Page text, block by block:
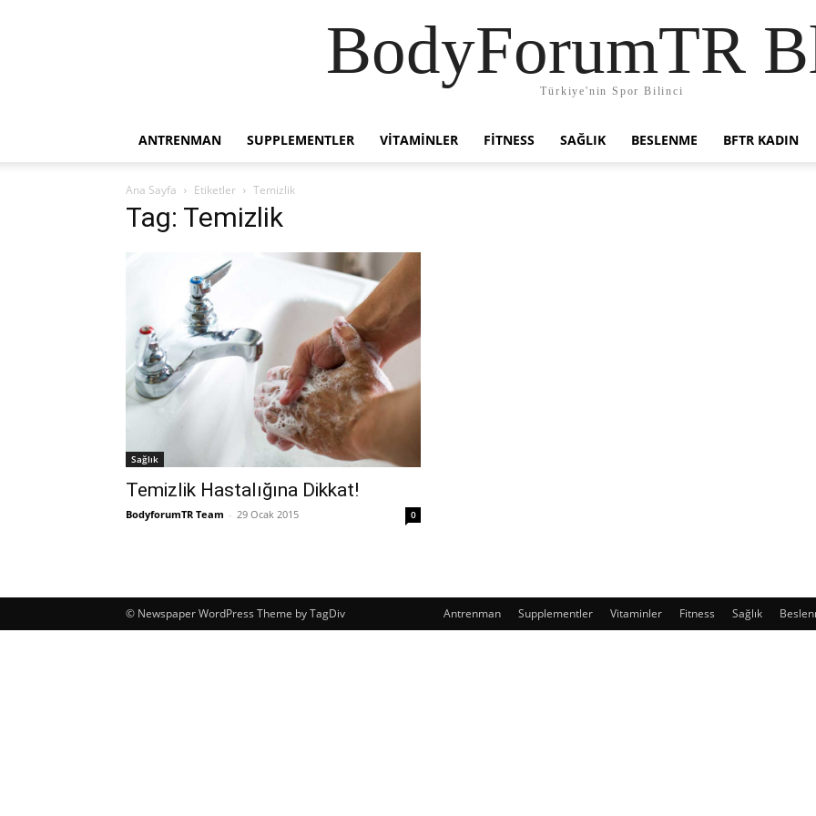
BodyForumTR
Türkiye'nin Spor Bilinci
ANTRENMAN SUPPLEMENTLER VITAMINLER FITNESS SAĞLIK BESLENME BFTR KADIN
Ana Sayfa Etiketler Temizlik
Tag: Temizlik
Sağlık
Temizlik Hastalığına Dikkat!
BodyforumTR Team - 29 Ocak 2015 0
Antrenman Supplementler Vitaminler Fitness Sağlık
© Newspaper WordPress Theme by TagDiv